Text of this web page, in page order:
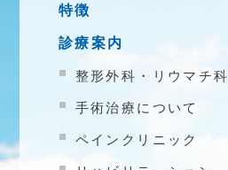
特徴
診療案内
整形外科・リウマチ科
手術治療について
ペインクリニック